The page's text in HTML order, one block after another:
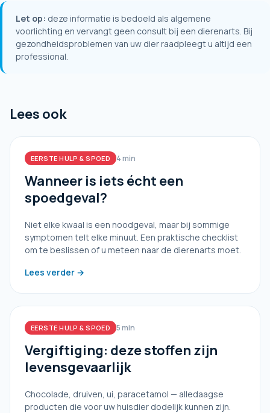
Let op: deze informatie is bedoeld als algemene
voorlichting en vervangt geen consult bij een dierenarts. Bij
gezondheidsproblemen van uw dier raadpleegt u altijd een
professional.
Lees ook
EERSTE HULP & SPOED 4 min
Wanneer is iets écht een
spoedgeval?
Niet elke kwaal is een noodgeval, maar bij sommige
symptomen telt elke minuut. Een praktische checklist
om te beslissen of u meteen naar de dierenarts moet.
Lees verder →
EERSTE HULP & SPOED 5 min
Vergiftiging: deze stoffen zijn
levensgevaarlijk
Chocolade, druiven, ui, paracetamol — alledaagse
producten die voor uw huisdier dodelijk kunnen zijn.